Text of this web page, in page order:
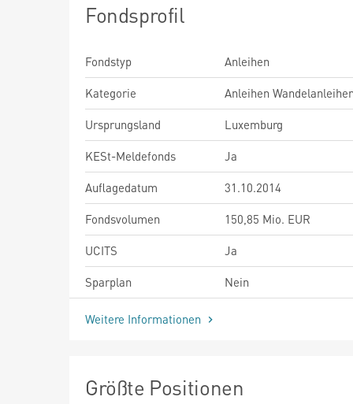
Fondsprofil
Fondstyp
Anleihen
Kategorie
Anleihen
Ursprungsland
Luxemburg
KESt-Meldefonds
Ja
Auflagedatum
31.10.2014
Fondsvolumen
150,85 Mio. EUR
UCITS
Ja
Sparplan
Nein
Weitere Informationen
Größte Positionen